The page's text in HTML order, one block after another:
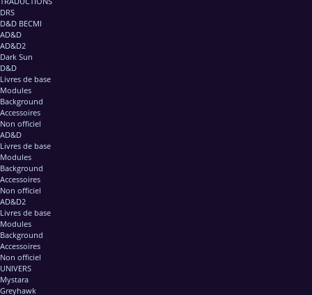
DRS
D&D BECMI
AD&D
AD&D2
Dark Sun
D&D
Livres de base
Modules
Background
Accessoires
Non officiel
AD&D
Livres de base
Modules
Background
Accessoires
Non officiel
AD&D2
Livres de base
Modules
Background
Accessoires
Non officiel
UNIVERS
Mystara
Greyhawk